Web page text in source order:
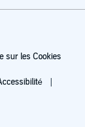
sur les Cookies